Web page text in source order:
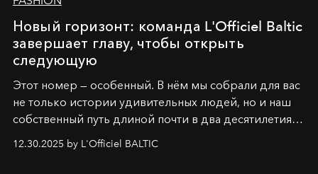
Новый горизонт: команда L'Officiel Baltic
завершает главу, чтобы открыть
следующую
Этот номер — особенный. В нём мы собрали для вас
не только истории удивительных людей, но и наш
собственный путь длиной почти в два десятилетия.
Вместо привычного подведения итогов мы от всей
души говорим спасибо каждому, кто был с нами все
12.30.2025 by L'Officiel BALTIC